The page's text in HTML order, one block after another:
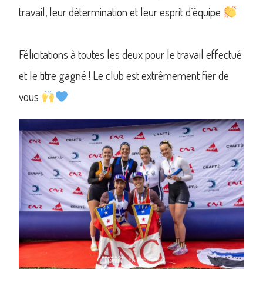
travail, leur détermination et leur esprit d’équipe
Félicitations à toutes les deux pour le travail effectué
et le titre gagné ! Le club est extrêmement fier de
vous